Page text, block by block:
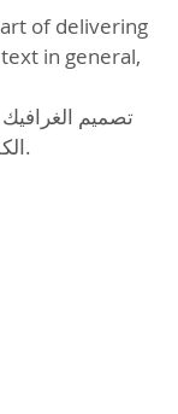
of delivering
in general,
تصميم